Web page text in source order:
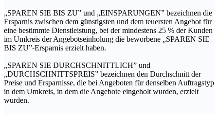
„SPAREN SIE BIS ZU” und „EINSPARUNGEN” bezeichnen die
Ersparnis zwischen dem günstigsten und dem teuersten Angebot für
eine bestimmte Dienstleistung, bei der mindestens 25 % der Kunden
im Umkreis der Angebotseinholung die beworbene „SPAREN SIE
BIS ZU”-Ersparnis erzielt haben.
„SPAREN SIE DURCHSCHNITTLICH” und
„DURCHSCHNITTSPREIS” bezeichnen den Durchschnitt der
Preise und Ersparnisse, die bei Angeboten für denselben Auftragstyp
in dem Umkreis, in dem die Angebote eingeholt wurden, erzielt
wurden.